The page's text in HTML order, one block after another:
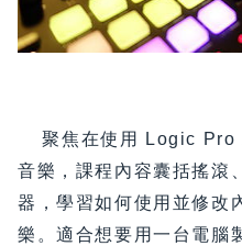
聚焦在使用 Logic Pro
音樂，課程內容囊括搖滾
器，學習如何使用並修改
樂。適合想要用一台電腦